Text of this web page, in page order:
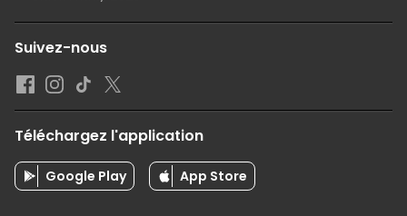
Suivez-nous
Téléchargez l'application
Google Play App Store